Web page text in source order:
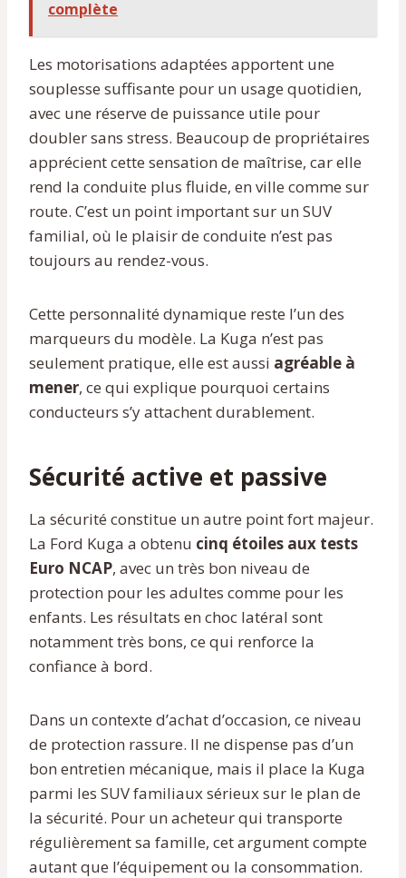
complète
Les motorisations adaptées apportent une
souplesse suffisante pour un usage quotidien,
avec une réserve de puissance utile pour
doubler sans stress. Beaucoup de propriétaires
apprécient cette sensation de maîtrise, car elle
rend la conduite plus fluide, en ville comme sur
route. C’est un point important sur un SUV
familial, où le plaisir de conduite n’est pas
toujours au rendez-vous.
Cette personnalité dynamique reste l’un des
marqueurs du modèle. La Kuga n’est pas
seulement pratique, elle est aussi agréable à
mener, ce qui explique pourquoi certains
conducteurs s’y attachent durablement.
Sécurité active et passive
La sécurité constitue un autre point fort majeur.
La Ford Kuga a obtenu cinq étoiles aux tests
Euro NCAP, avec un très bon niveau de
protection pour les adultes comme pour les
enfants. Les résultats en choc latéral sont
notamment très bons, ce qui renforce la
confiance à bord.
Dans un contexte d’achat d’occasion, ce niveau
de protection rassure. Il ne dispense pas d’un
bon entretien mécanique, mais il place la Kuga
parmi les SUV familiaux sérieux sur le plan de
la sécurité. Pour un acheteur qui transporte
régulièrement sa famille, cet argument compte
autant que l’équipement ou la consommation.